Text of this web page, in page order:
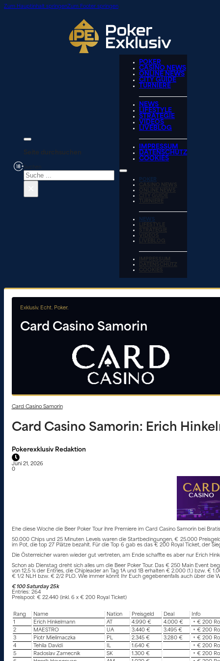
Zum Hauptinhalt springenZum Footer springen
Seite durchsuchen
POKER
CASINO NEWS
ONLINE NEWS
CITY GUIDE
TURNIERE
NEWS
LIFESTYLE
STRATEGIE
VIDEOS
LIVEBLOG
IMPRESSUM
DATENSCHUTZ
COOKIES
POKER
CASINO NEWS
ONLINE NEWS
CITY GUIDE
TURNIERE
NEWS
LIFESTYLE
STRATEGIE
VIDEOS
LIVEBLOG
IMPRESSUM
DATENSCHUTZ
COOKIES
Exklusiv. Echt. Poker.
Card Casino Samorin
Card Casino Samorin
Card Casino Samorin: Erich
Pokerexklusiv Redaktion
Juni 21, 2026
0
Ehe diese Woche die Beer Poker Tour ihre Premiere im Card Casino Samorin bei
50.000 Chips und 25 Minuten Levels waren die Startbedingungen, € 25.000
im Pot, die top 27 Plätze bezahlt. Für die Top 6 gab es das € 200 Royal Ticket, der
Die Österreicher waren wieder gut vertreten, am Ende schaffte es aber nur Erich
Schon ab Dienstag dreht sich alles um die Beer Poker Tour. Das € 250 Main Event
von 12,5 % der Entries, die Chipleader an Tag 1A und 1B erhalten € 2.000 (1.) bzw.
€ 1/2 NLH bzw. € 2/2 PLO. Wie immer könnt Ihr Euch gegebenenfalls auch über
€ 100 Saturday 25k
Entries: 264
Preispool: € 22.440 (inkl. 6 x € 200 Royal Ticket)
Rang Name Nation Preisgeld Deal
Info
1
Erich Hinkelmann AT 4.990 € 4.000 €
+ € 200
2
MAESTRO UA 3.440 € 3.495 €
+ € 200
3
Piotr Mielimaczka PL 2.345 € 3.280 €
+ € 200
4
Tehila Davidi IL 1.640 €
+ € 200
5
Radoslav Zamecnik SK 1.300 €
+ € 200